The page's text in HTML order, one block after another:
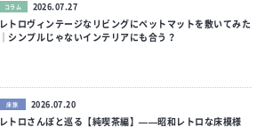
コラム 2026.07.27
レトロヴィンテージなリビングにペットマットを敷いてみた
｜シンプルじゃないインテリアにも合う？
床旅 2026.07.20
レトロさんぽと巡る【純喫茶編】——昭和レトロな床模様